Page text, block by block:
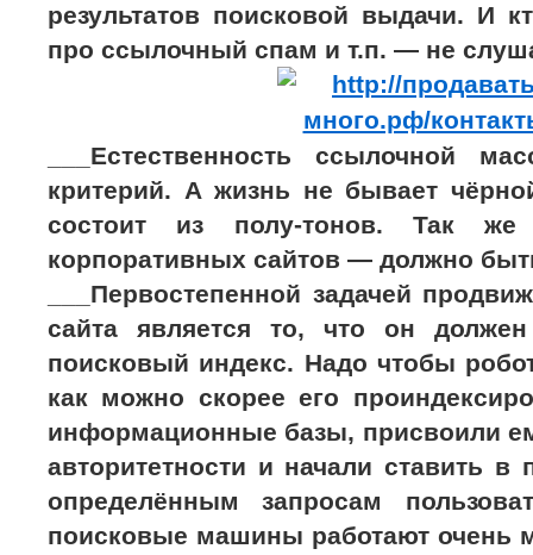
результатов поисковой выдачи. И
про ссылочный спам и т.п. — не
___Естественность ссылочной
критерий. А жизнь не бывает
состоит из полу-тонов. Так
корпоративных сайтов — должно
___Первостепенной задачей
сайта является то, что он
поисковый индекс. Надо чтобы
как можно скорее его
информационные базы, присвоили
авторитетности и начали ставить
определённым запросам
поисковые машины работают очень